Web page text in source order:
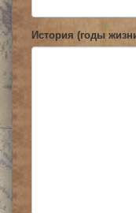
История (годы